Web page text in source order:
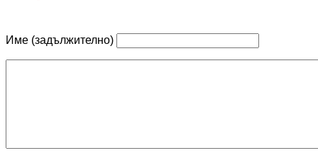
Име (задължително)